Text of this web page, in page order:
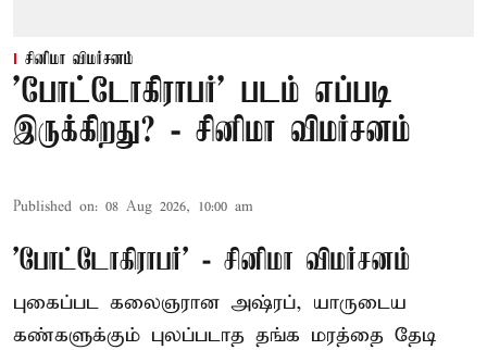
சினிமா விமர்சனம்
'போட்டோகிராபர்' படம் எப்படி
இருக்கிறது? - சினிமா விமர்சனம்
Published on: 08 Aug 2026, 10:00 am
'போட்டோகிராபர்' - சினிமா விமர்சனம்
புகைப்பட கலைஞரான அஷ்ரப், யாருடைய
கண்களுக்கும் புலப்படாத தங்க மரத்தை தேடி